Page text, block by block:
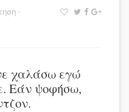
·
χαλάσω εγώ
Εάν ψοφήσω,